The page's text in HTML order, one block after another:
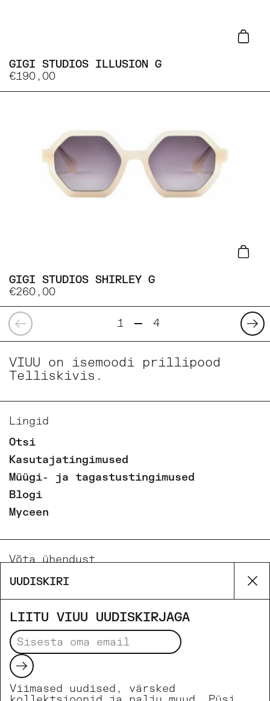
GIGI STUDIOS ILLUSION G
€190,00
GIGI STUDIOS SHIRLEY G
€260,00
Eelmine 1 4
VIUU on isemoodi prillipood
Telliskivis.
Lingid
Otsi
Kasutajatingimused
Müügi- ja tagastustingimused
Blogi
Myceen
Võta ühendust
Email
Phone
Facebook
Instagram
Makseviisid
UUDISKIRI
LIITU VIUU UUDISKIRJAGA
Saada
Viimased uudised, värsked